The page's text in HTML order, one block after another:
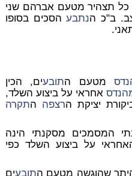
כל תצהיר מטעם אברהם שני
ב"כ הנתבעהסכים בסופו
מטעם התובעים, הכין
אחראי על ביצוע השלד,
יציקת הרצפה התקרה
המסמכים מסקנתי הינה
על ביצוע השלד כפי
שהוגשה מטעם התובעים